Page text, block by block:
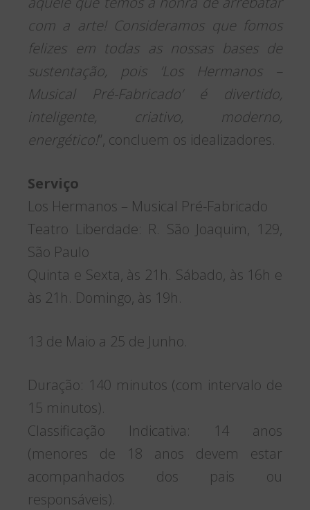
com a arte! Consideramos que fomos
felizes em todas as nossas bases de
sustentação, pois ‘Los Hermanos –
Musical Pré-Fabricado’ é divertido,
inteligente, criativo, moderno,
energético!”, concluem os idealizadores.
Serviço
Los Hermanos – Musical Pré-Fabricado
Teatro Liberdade: R. São Joaquim, 129,
São Paulo
Quinta e Sexta, às 21h. Sábado, às 16h e
às 21h. Domingo, às 19h.
13 de Maio a 25 de Junho.
Duração: 140 minutos (com intervalo de
15 minutos).
Classificação Indicativa: 14 anos
(menores de 18 anos devem estar
acompanhados dos pais ou
responsáveis).